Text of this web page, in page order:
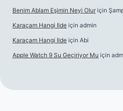
Benim Ablam Eşimin Neyi Olur için
Karaçam Hangi Ilde için admin
Karaçam Hangi Ilde için Abi
Apple Watch 9 Su Geçiriyor Mu için